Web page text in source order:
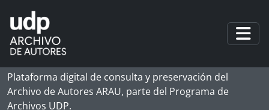
Skip to main content
Plataforma digital de consulta y preservación del
Archivo de Autores ARAU, parte del Programa de
Archivos UDP.